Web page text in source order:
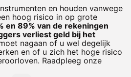
en houden vanwege
hoog risico in op grote
en 89% van de rekeningen
verliest geld bij het
nagaan of u wel degelijk
en of u zich het hoge risico
Raadpleeg onze